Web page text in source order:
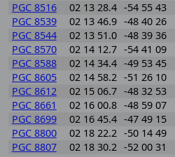
PGC 8516
02 13 28.4 -54 55 43
PGC 8539
02 13 46.9 -48 40 26
PGC 8544
02 13 51.0 -48 39 36
PGC 8570
02 14 12.7 -54 41 09
PGC 8588
02 14 34.4 -49 53 45
PGC 8605
02 14 58.2 -51 26 10
PGC 8612
02 15 06.7 -48 32 53
PGC 8661
02 16 00.8 -48 59 07
PGC 8699
02 16 45.4 -47 49 15
PGC 8800
02 18 22.2 -50 14 49
PGC 8807
02 18 30.2 -52 00 31